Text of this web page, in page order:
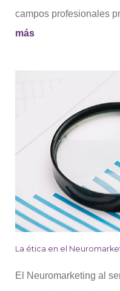
campos profesionales
más
La ética en el
El Neuromarketing al